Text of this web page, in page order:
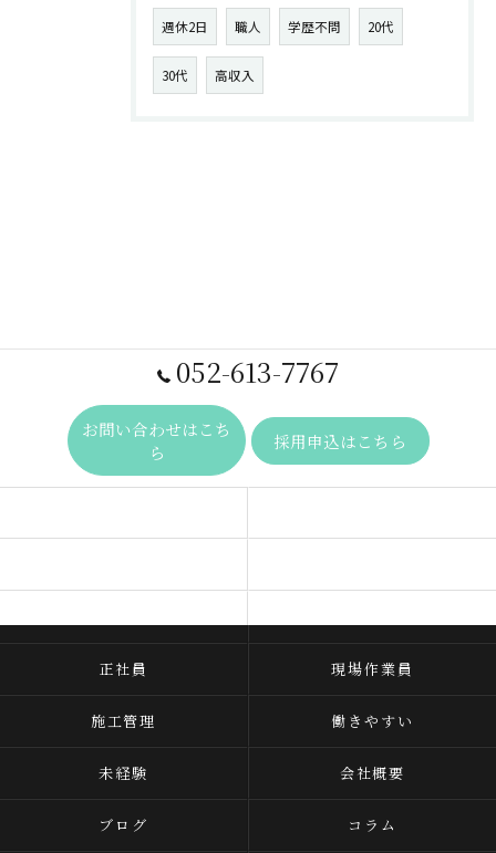
週休2日 職人 学歴不問 20代
30代 高収入
052-613-7767
お問い合わせはこち
ら
採用申込はこちら
正社員 現場作業員
施工管理 働きやすい
未経験 会社概要
ブログ コラム